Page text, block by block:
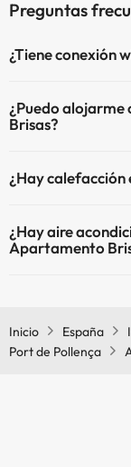
Preguntas
¿Tiene conexión
¿Puedo
Brisas?
¿Hay
¿Hay aire
Apartamento
Inicio
España
Port de Pollença